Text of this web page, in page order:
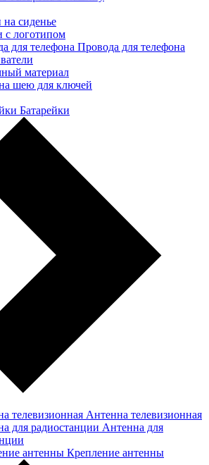
сиденье
с логотипом
Провода для телефона
материал
шею для ключей
Батарейки
Антенна телевизионная
Антенна для
Крепление антенны